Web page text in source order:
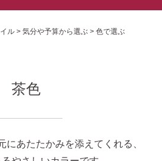
ル 気分や予算から選ぶ
色で選ぶ
茶色
にあたたかみを添えてくれる、